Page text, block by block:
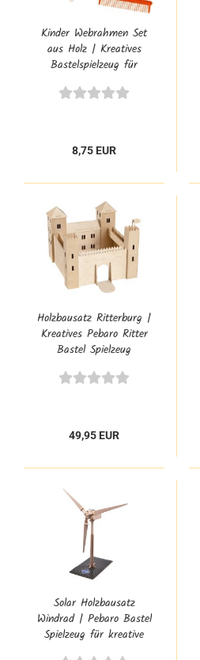
Kinder Webrahmen Set
aus Holz | Kreatives
Bastelspielzeug für
8,75 EUR
Holzbausatz Ritterburg |
Kreatives Pebaro Ritter
Bastel Spielzeug
49,95 EUR
Solar Holzbausatz
Windrad | Pebaro Bastel
Spielzeug für kreative